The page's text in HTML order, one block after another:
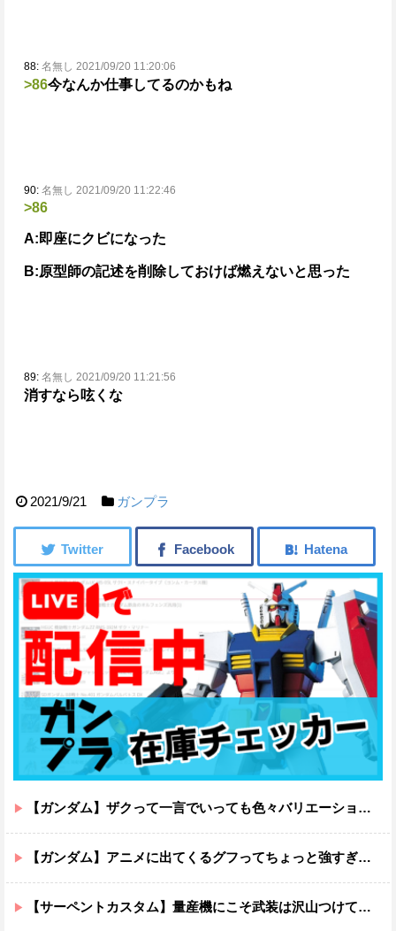
88: 名無し 2021/09/20 11:20:06
>86今なんか仕事してるのかもね
90: 名無し 2021/09/20 11:22:46
>86
A:即座にクビになった
B:原型師の記述を削除しておけば燃えないと思った
89: 名無し 2021/09/20 11:21:56
消すなら呟くな
2021/9/21 ガンプラ
【ガンダム】ザクって一言でいっても色々バリエーションがあるよね
【ガンダム】アニメに出てくるグフってちょっと強すぎじゃない？
【サーペントカスタム】量産機にこそ武装は沢山つけてほしいよね